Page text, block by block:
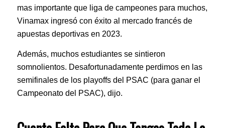
mas importante que liga de campeones para muchos,
Vinamax ingresó con éxito al mercado francés de
apuestas deportivas en 2023.
Además, muchos estudiantes se sintieron
somnolientos. Desafortunadamente perdimos en las
semifinales de los playoffs del PSAC (para ganar el
Campeonato del PSAC), dijo.